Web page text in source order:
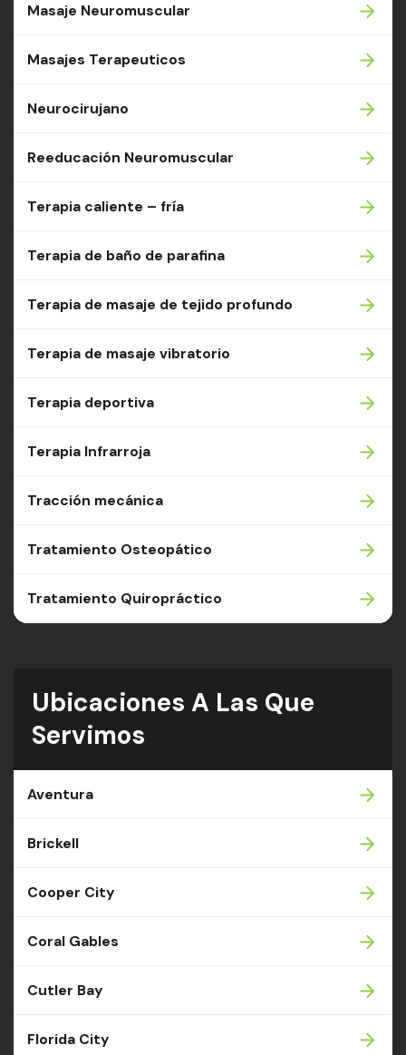
Masaje Neuromuscular
Masajes Terapeuticos
Neurocirujano
Reeducación Neuromuscular
Terapia caliente – fría
Terapia de baño de parafina
Terapia de masaje de tejido profundo
Terapia de masaje vibratorio
Terapia deportiva
Terapia Infrarroja
Tracción mecánica
Tratamiento Osteopático
Tratamiento Quiropráctico
Ubicaciones A Las Que
Servimos
Aventura
Brickell
Cooper City
Coral Gables
Cutler Bay
Florida City